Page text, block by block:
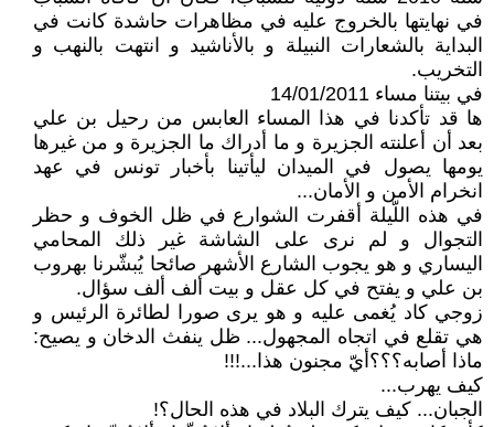
في نهايتها بالخروج عليه في مظاهرات حاشدة كانت في
البداية بالشعارات النبيلة و بالأناشيد و انتهت بالنهب و
التخريب.
في بيتنا مساء 14/01/2011
ها قد تأكدنا في هذا المساء العابس من رحيل بن علي
بعد أن أعلنته الجزيرة و ما أدراك ما الجزيرة و من غيرها
يومها يصول في الميدان ليأتينا بأخبار تونس في عهد
انخرام الأمن و الأمان...
في هذه اللّيلة أقفرت الشوارع في ظل الخوف و حظر
التجوال و لم نرى على الشاشة غير ذلك المحامي
اليساري و هو يجوب الشارع الأشهر صائحا يُبشّرنا بهروب
بن علي و يفتح في كل عقل و بيت ألف ألف سؤال.
زوجي كاد يُغمى عليه و هو يرى صورا لطائرة الرئيس و
هي تقلع في اتجاه المجهول... ظل ينفث الدخان و يصيح:
ماذا أصابه؟؟؟أيّ مجنون هذا...!!!
كيف يهرب...
الجبان... كيف يترك البلاد في هذه الحال؟!